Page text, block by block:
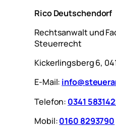
Rico Deutschendorf
Rechtsanwalt und
Steuerrecht
Kickerlingsberg 6,
E-Mail:
Telefon: 0341
Mobil:0160 8293790